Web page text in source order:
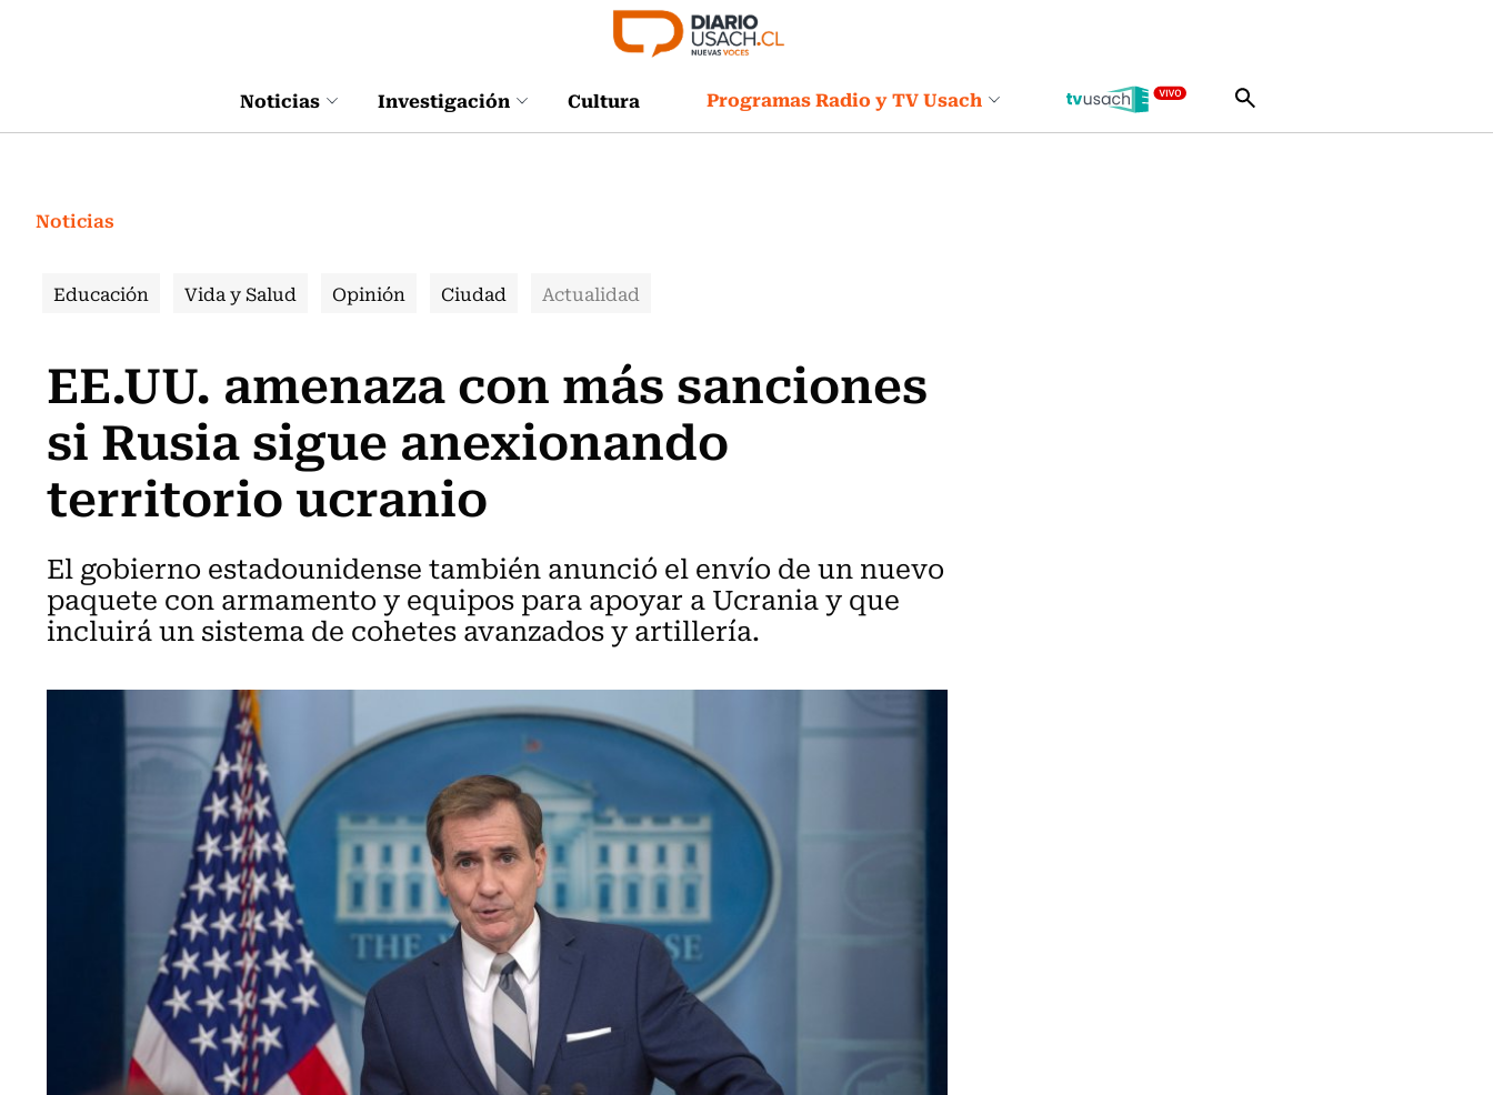
Noticias Investigación Cultura Programas Radio y TV Usach
Noticias
Educación Vida y Salud Opinión Ciudad Actualidad
EE.UU. amenaza con más sanciones
si Rusia sigue anexionando
territorio ucranio
El gobierno estadounidense también anunció el envío de un nuevo
paquete con armamento y equipos para apoyar a Ucrania y que
incluirá un sistema de cohetes avanzados y artillería.